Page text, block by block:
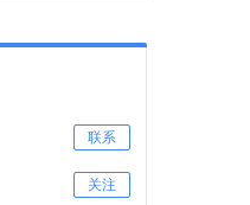
联系
关注